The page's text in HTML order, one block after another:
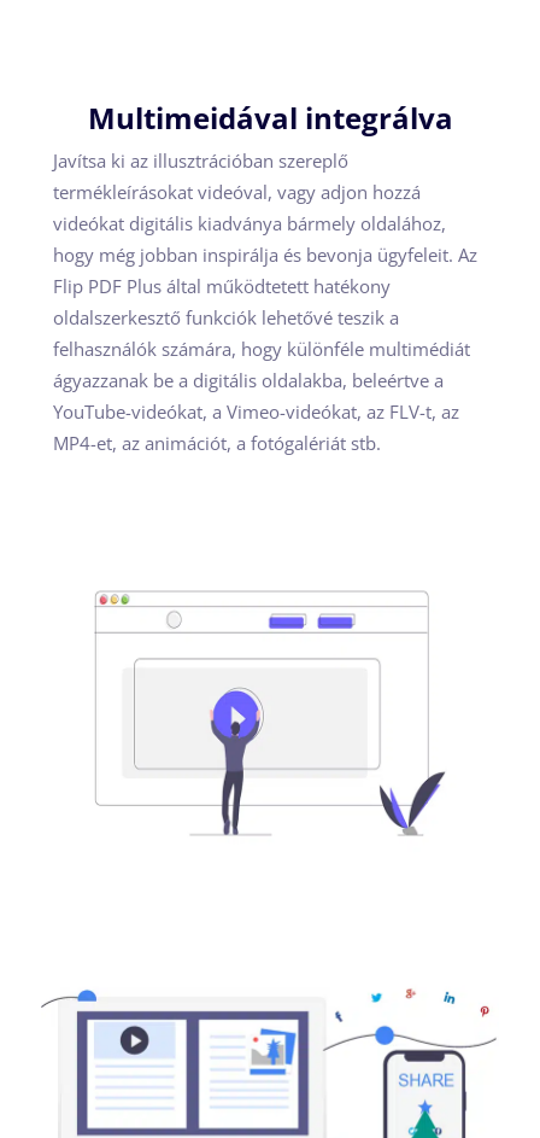
Multimeidával integrálva
Javítsa ki az illusztrációban szereplő
termékleírásokat videóval, vagy adjon hozzá
videókat digitális kiadványa bármely oldalához,
hogy még jobban inspirálja és bevonja ügyfeleit. Az
Flip PDF Plus által működtetett hatékony
oldalszerkesztő funkciók lehetővé teszik a
felhasználók számára, hogy különféle multimédiát
ágyazzanak be a digitális oldalakba, beleértve a
YouTube-videókat, a Vimeo-videókat, az FLV-t, az
MP4-et, az animációt, a fotógalériát stb.